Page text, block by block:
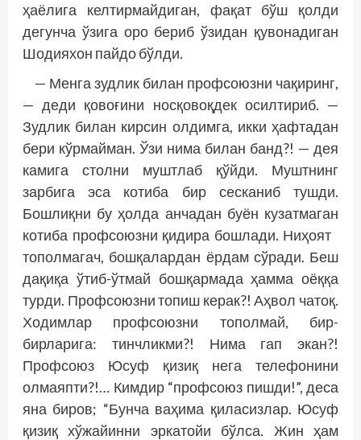
ҳаёлига келтирмайдиган, фақат бўш қолди
дегунча ўзига оро бериб ўзидан қувонадиган
Шодияхон пайдо бўлди.
— Менга зудлик билан профсоюзни чақиринг,
— деди қовоғини носқовоқдек осилтириб. —
Зудлик билан кирсин олдимга, икки ҳафтадан
бери кўрмайман. Ўзи нима билан банд?! — дея
камига столни муштлаб қўйди. Муштнинг
зарбига эса котиба бир сесканиб тушди.
Бошлиқни бу ҳолда анчадан буён кузатмаган
котиба профсоюзни қидира бош­лади. Ниҳоят
тополмагач, бошқалардан ёрдам сўради. Беш
дақиқа ўтиб-ўтмай бошқармада ҳамма оёққа
турди. Профсоюзни топиш керак?! Аҳвол чатоқ.
Ходимлар профсоюзни тополмай, бир-
бирларига: тинчликми?! Нима гап экан?!
Профсоюз Юсуф қизиқ нега телефонини
олмаяпти?!… Кимдир “профсоюз пишди!”, деса
яна биров; “Бунча ваҳима қиласизлар. Юсуф
қизиқ хўжайинни эркатойи бўлса. Жин ҳам